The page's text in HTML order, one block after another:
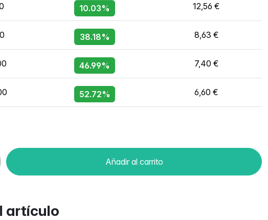
10.03% 12,56 €
38.18% 8,63 €
46.99% 7,40 €
52.72% 6,60 €
Añadir al carrito
artículo